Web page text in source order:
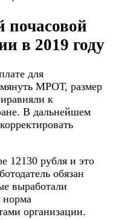
почасовой
в 2019 году
для
МРОТ, размер
к
В дальнейшем
12130 рубля и это
обязан
выработали
норма
организации.